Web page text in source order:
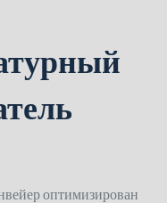
оптимизирован